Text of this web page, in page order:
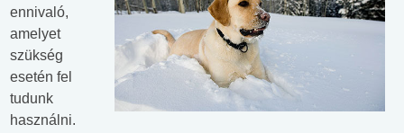
ennivaló,
amelyet
szükség
esetén fel
tudunk
használni.